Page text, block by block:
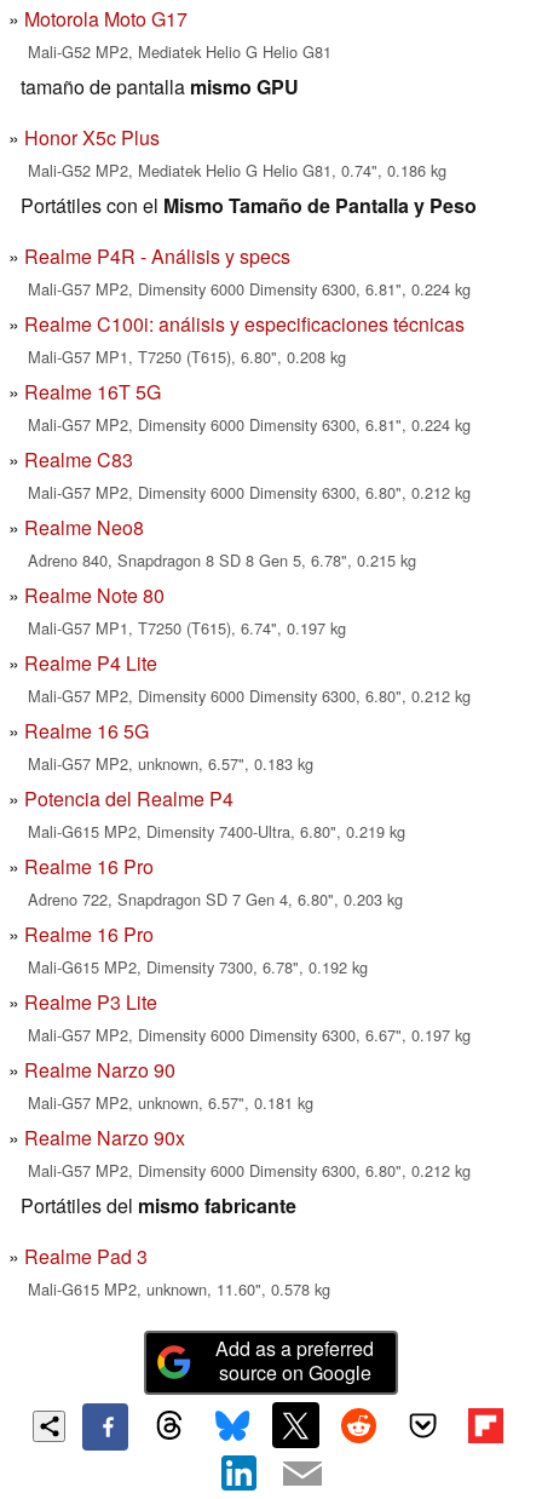
Motorola Moto G17
Mali-G52 MP2, Mediatek Helio G Helio G81
tamaño de pantalla mismo GPU
Honor X5c Plus
Mali-G52 MP2, Mediatek Helio G Helio G81, 0.74", 0.186 kg
Portátiles con el Mismo Tamaño de Pantalla y Peso
Realme P4R - Análisis y specs
Mali-G57 MP2, Dimensity 6000 Dimensity 6300, 6.81", 0.224 kg
Realme C100i: análisis y especificaciones técnicas
Mali-G57 MP1, T7250 (T615), 6.80", 0.208 kg
Realme 16T 5G
Mali-G57 MP2, Dimensity 6000 Dimensity 6300, 6.81", 0.224 kg
Realme C83
Mali-G57 MP2, Dimensity 6000 Dimensity 6300, 6.80", 0.212 kg
Realme Neo8
Adreno 840, Snapdragon 8 SD 8 Gen 5, 6.78", 0.215 kg
Realme Note 80
Mali-G57 MP1, T7250 (T615), 6.74", 0.197 kg
Realme P4 Lite
Mali-G57 MP2, Dimensity 6000 Dimensity 6300, 6.80", 0.212 kg
Realme 16 5G
Mali-G57 MP2, unknown, 6.57", 0.183 kg
Potencia del Realme P4
Mali-G615 MP2, Dimensity 7400-Ultra, 6.80", 0.219 kg
Realme 16 Pro
Adreno 722, Snapdragon SD 7 Gen 4, 6.80", 0.203 kg
Realme 16 Pro
Mali-G615 MP2, Dimensity 7300, 6.78", 0.192 kg
Realme P3 Lite
Mali-G57 MP2, Dimensity 6000 Dimensity 6300, 6.67", 0.197 kg
Realme Narzo 90
Mali-G57 MP2, unknown, 6.57", 0.181 kg
Realme Narzo 90x
Mali-G57 MP2, Dimensity 6000 Dimensity 6300, 6.80", 0.212 kg
Portátiles del mismo fabricante
Realme Pad 3
Mali-G615 MP2, unknown, 11.60", 0.578 kg
Add as a preferred
source on Google